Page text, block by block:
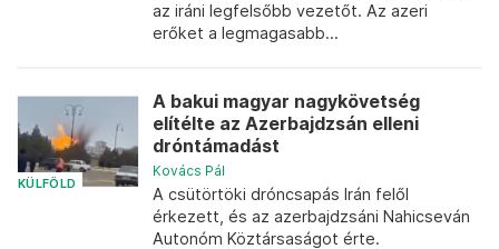
az iráni legfelsőbb vezetőt. Az azeri
erőket a legmagasabb...
KÜLFÖLD
A bakui magyar nagykövetség
elítélte az Azerbajdzsán elleni
dróntámadást
Kovács Pál
A csütörtöki dróncsapás Irán felől
érkezett, és az azerbajdzsáni Nahicseván
Autonóm Köztársaságot érte.